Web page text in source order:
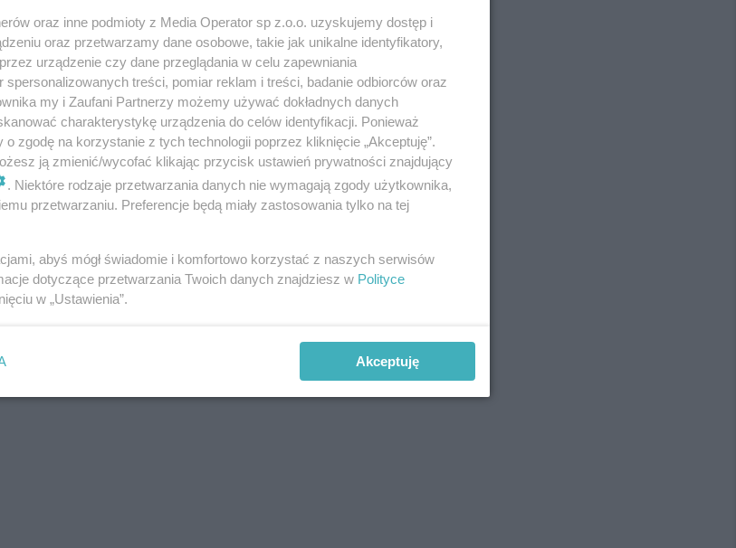
REKLAMA
oraz inne podmioty z Media Operator sp z.o.o. uzyskujemy dostęp i
oraz przetwarzamy dane osobowe, takie jak unikalne identyfikatory,
urządzenie czy dane przeglądania w celu zapewniania
treści, pomiar reklam i treści, badanie odbiorców oraz
my i Zaufani Partnerzy możemy używać dokładnych danych
charakterystykę urządzenia do celów identyfikacji. Ponieważ
zgodę na korzystanie z tych technologii poprzez kliknięcie „Akceptuję”.
ją zmienić/wycofać klikając przycisk ustawień prywatności znajdujący
. Niektóre rodzaje przetwarzania danych nie wymagają zgody użytkownika,
przetwarzaniu. Preferencje będą miały zastosowania tylko na tej
abyś mógł świadomie i komfortowo korzystać z naszych serwisów
dotyczące przetwarzania Twoich danych znajdziesz w Polityce
w „Ustawienia”.
Akceptuję